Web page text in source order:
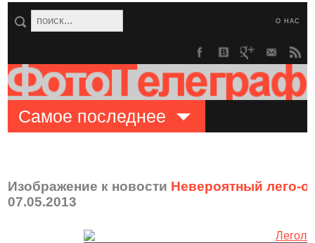
О НАС
Самое последнее
Изображение к новости Невероятный лего-
07.05.2013